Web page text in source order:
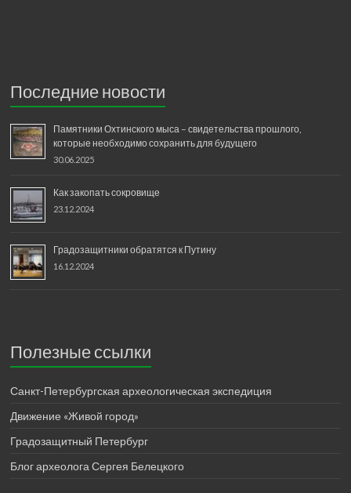
Последние новости
Памятники Охтинского мыса – свидетельства прошлого,
которые необходимо сохранить для будущего
30.06.2025
Как закопать сокровище
23.12.2024
Градозащитники обратятся к Путину
16.12.2024
Полезные ссылки
Санкт-Петербургская археологическая экспедиция
Движение «Живой город»
Градозащитный Петербург
Блог археолога Сергея Белецкого